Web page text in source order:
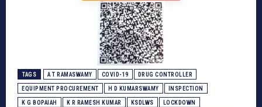
TAGS A T RAMASWAMY COVID-19 DRUG CONTROLLER
EQUIPMENT PROCUREMENT H D KUMARSWAMY INSPECTION
K G BOPAIAH K R RAMESH KUMAR KSDLWS LOCKDOWN